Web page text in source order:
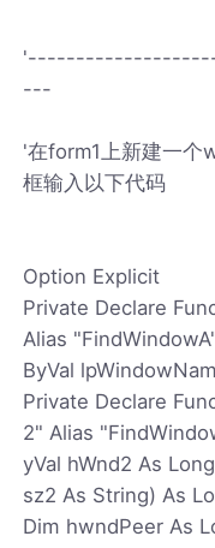
---
'在form1上新建一
框输入以下代码
Option Explicit
Private Declare
Alias
ByVal
Private Declare
2" Alias
yVal hWnd2 As
sz2 As String) As
Dim hwndPeer As